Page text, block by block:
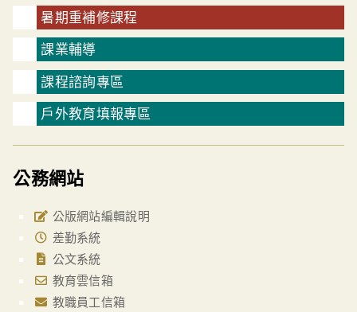
暑期重補修課程
課業輔導
課程諮詢專區
戶外教育填報專區
公務網站
公版網站編輯說明
差勤系統
公文系統
教育雲信箱
教職員工信箱